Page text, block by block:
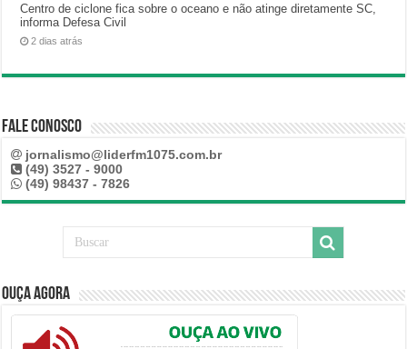
Centro de ciclone fica sobre o oceano e não atinge diretamente SC,
informa Defesa Civil
2 dias atrás
Fale Conosco
jornalismo@liderfm1075.com.br
(49) 3527 - 9000
(49) 98437 - 7826
Ouça Agora